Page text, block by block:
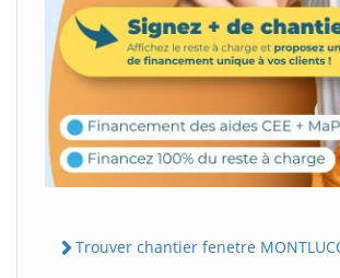
Trouver chantier fenetre